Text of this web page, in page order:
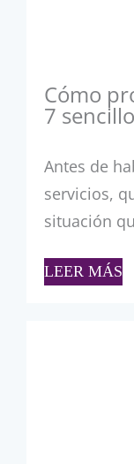
Cómo
7
Antes de
servicios,
situación
LEER MÁS